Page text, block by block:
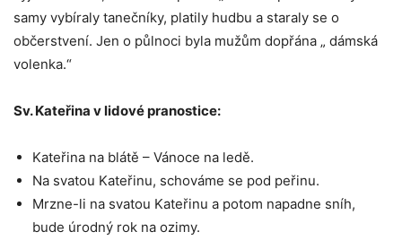
samy vybíraly tanečníky, platily hudbu a staraly se o
občerstvení. Jen o půlnoci byla mužům dopřána „ dámská
volenka.“
Sv. Kateřina v lidové pranostice:
Kateřina na blátě – Vánoce na ledě.
Na svatou Kateřinu, schováme se pod peřinu.
Mrzne-li na svatou Kateřinu a potom napadne sníh,
bude úrodný rok na ozimy.